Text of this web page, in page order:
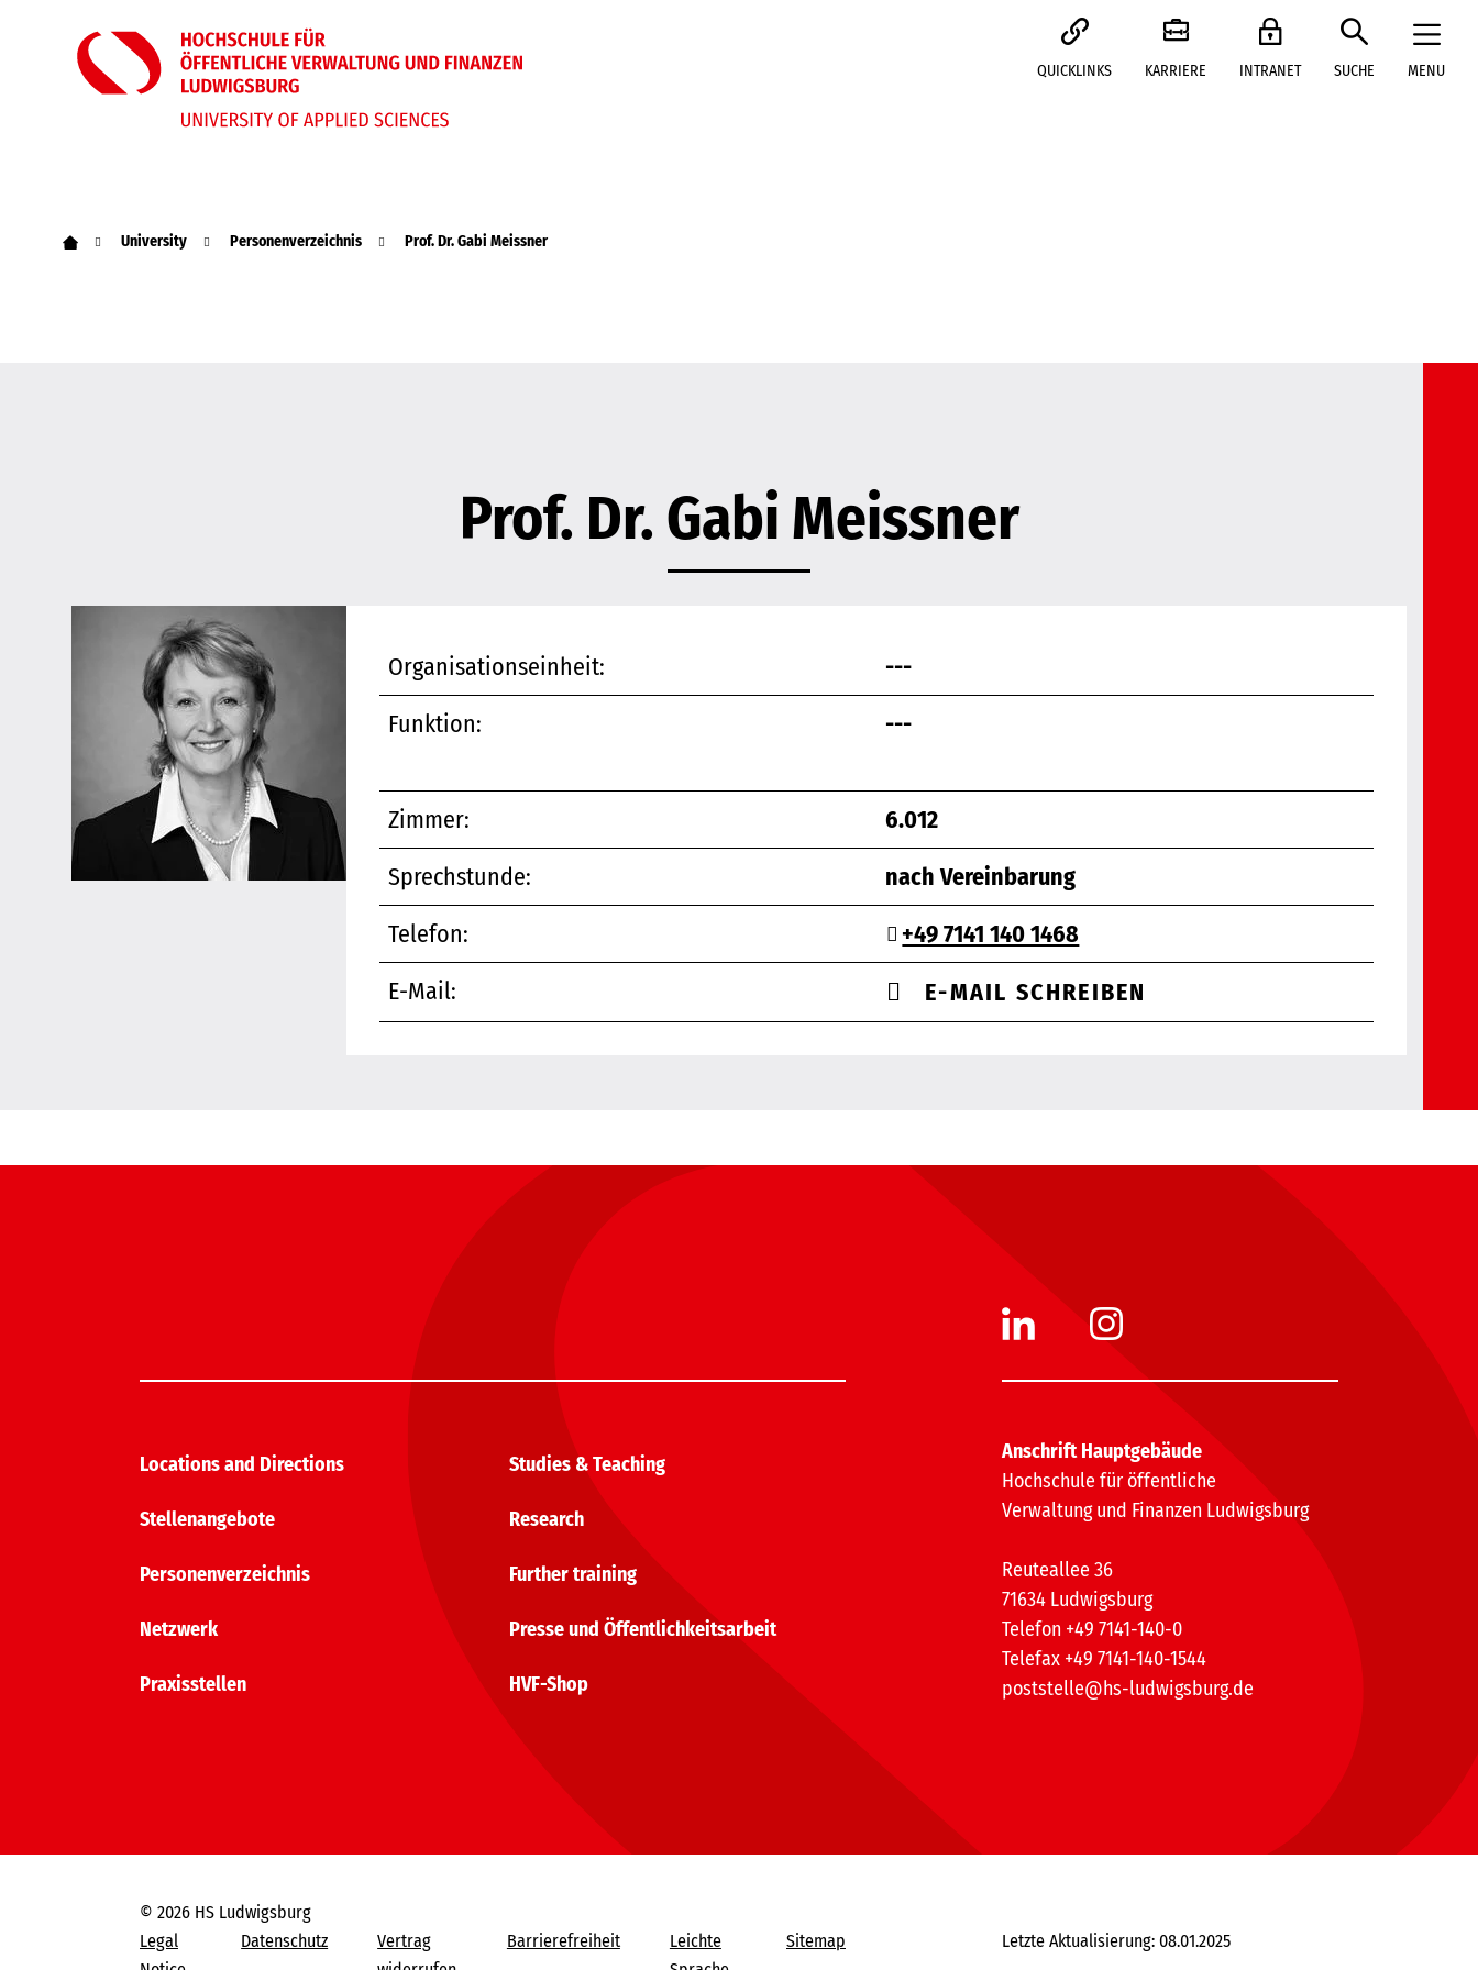
QUICKLINKS KARRIERE INTRANET SUCHE MENU
University Personenverzeichnis Prof. Dr. Gabi Meissner
Prof. Dr. Gabi Meissner
Organisationseinheit:
---
Funktion:
---
Zimmer:
6.012
Sprechstunde:
nach Vereinbarung
Telefon:
+49 7141 140 1468
E-Mail:
E-MAIL SCHREIBEN
Locations and Directions
Stellenangebote
Personenverzeichnis
Netzwerk
Praxisstellen
Studies & Teaching
Research
Further training
Presse und Öffentlichkeitsarbeit
HVF-Shop
Anschrift Hauptgebäude
Hochschule für öffentliche
Verwaltung und Finanzen Ludwigsburg
Reuteallee 36
71634 Ludwigsburg
Telefon +49 7141-140-0
Telefax +49 7141-140-1544
poststelle@hs-ludwigsburg.de
© 2026 HS Ludwigsburg
Legal
Datenschutz
Vertrag
Barrierefreiheit
Leichte
Sitemap Letzte Aktualisierung: 08.01.2025